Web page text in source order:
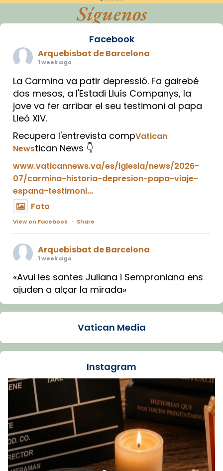
Síguenos
Facebook
Arquebisbat de Barcelona
1 week ago
La Carmina va patir depressió. Fa gairebé
dos mesos, a l'Estadi Lluís Companys, la
jove va fer arribar el seu testimoni al papa
Lleó XIV.
Recupera l'entrevista compVatican
Newstican News 👇
www.vaticannews.va/es/iglesia/news/2026-
07/carmina-historia-depresion-papa-viaje-
espana-testimoni...
Foto
View on Facebook · Share
Arquebisbat de Barcelona
1 week ago
«Avui les santes Juliana i Semproniana ens
ajuden a alçar la mirada»
Mons. Sergi Gordo, bisbe de Tortosa, ha
Santes de Mataró.
🔗tinyurl.com/cvu5jmbk
Foto
View on Facebook Share
Arquebisbat de Barcelonais at Catedral
de Barcelona.
1 week ago
Aquest dilluns, 27 de juliol, ha tingut lloc la
Vatican Media
Instagram